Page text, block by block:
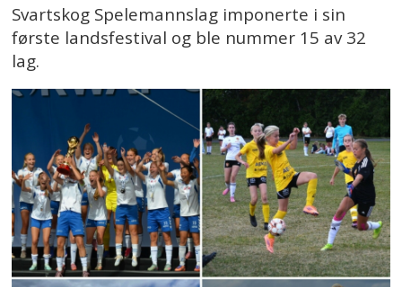
Svartskog Spelemannslag imponerte i sin
første landsfestival og ble nummer 15 av 32
lag.